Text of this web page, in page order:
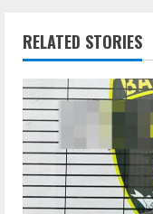
RELATED STORIES